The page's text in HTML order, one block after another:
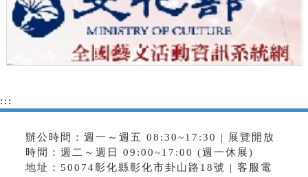
:::
辦公時間：週一～週五 08:30~17:30 | 展覽開放
時間：週二～週日 09:00~17:00 (週一休展)
地址：50074彰化縣彰化市卦山路18號 | 客服電